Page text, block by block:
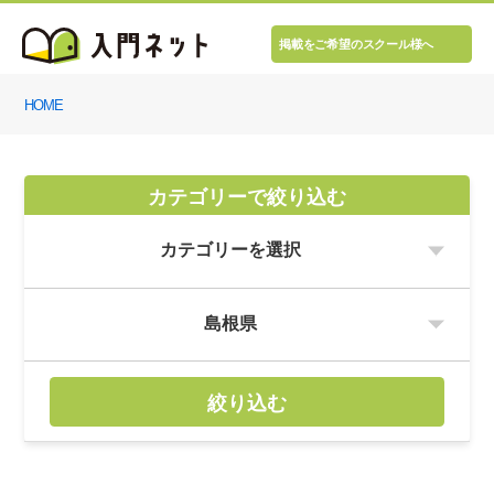
掲載をご希望のスクール様へ
HOME
カテゴリーで絞り込む
絞り込む